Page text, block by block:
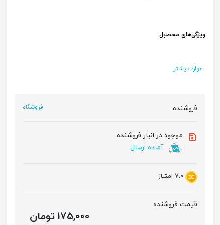
ویژگی‌های محصول
موارد بیشتر
فروشنده: فروشگاه
موجود در انبار فروشنده
آماده ارسال
7.0 امتیاز
قیمت فروشنده
175,000 تومان